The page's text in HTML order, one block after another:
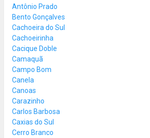
Antônio Prado
Bento Gonçalves
Cachoeira do Sul
Cachoeirinha
Cacique Doble
Camaquã
Campo Bom
Canela
Canoas
Carazinho
Carlos Barbosa
Caxias do Sul
Cerro Branco